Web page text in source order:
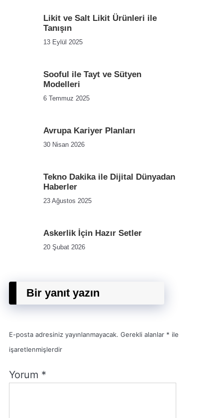
Likit ve Salt Likit Ürünleri ile
Tanışın
13 Eylül 2025
Sooful ile Tayt ve Sütyen
Modelleri
6 Temmuz 2025
Avrupa Kariyer Planları
30 Nisan 2026
Tekno Dakika ile Dijital Dünyadan
Haberler
23 Ağustos 2025
Askerlik İçin Hazır Setler
20 Şubat 2026
Bir yanıt yazın
E-posta adresiniz yayınlanmayacak. Gerekli alanlar * ile
işaretlenmişlerdir
Yorum *